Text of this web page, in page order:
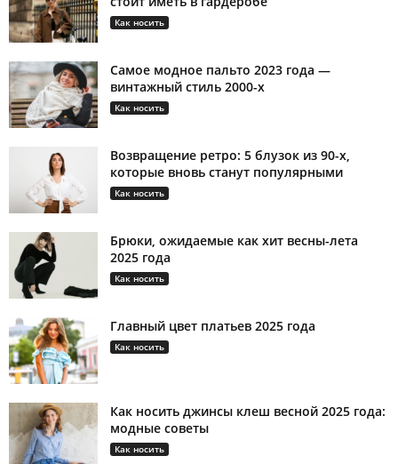
Как носить
Самое модное пальто 2023 года —
винтажный стиль 2000-х
Как носить
Возвращение ретро: 5 блузок из 90-х,
которые вновь станут популярными
Как носить
Брюки, ожидаемые как хит весны-лета
2025 года
Как носить
Главный цвет платьев 2025 года
Как носить
Как носить джинсы клеш весной 2025 года:
модные советы
Как носить